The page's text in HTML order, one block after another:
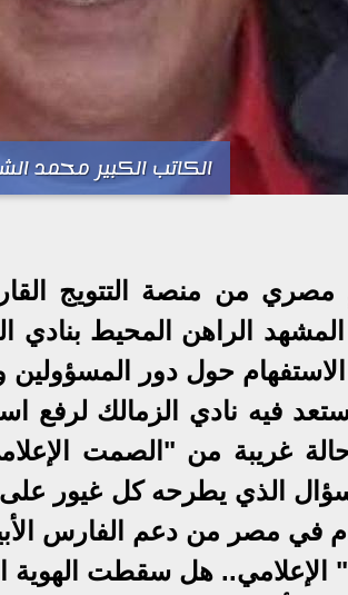
الكاتب الكبير محمد
مصري من منصة التتويج
الراهن المحيط بنادي
حول دور المسؤولين
فيه نادي الزمالك لرفع
غريبة من "الصمت
الذي يطرحه كل غيور على
في مصر من دعم الفارس
الإعلامي.. هل سقطت الهوية